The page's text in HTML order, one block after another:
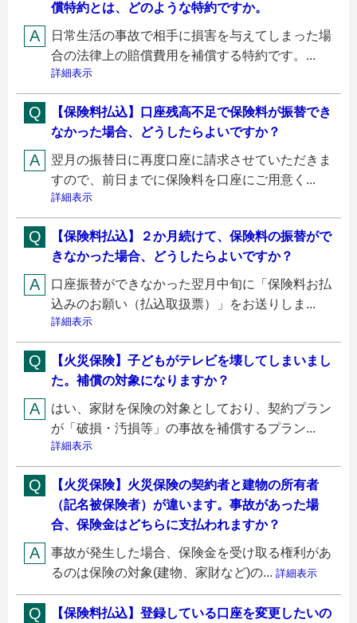
償特約とは、どのような特約ですか。
日常生活の事故で相手に損害を与えてしまった場
合の法律上の賠償費用を補償する特約です。...
詳細表示
【保険料払込】口座残高不足で保険料が振替でき
なかった場合、どうしたらよいですか？
翌月の振替日に再度口座に請求させていただきま
すので、前日までに保険料を口座にご用意く...
詳細表示
【保険料払込】２か月続けて、保険料の振替がで
きなかった場合、どうしたらよいですか？
口座振替ができなかった翌月中旬に「保険料お払
込みのお願い（払込取扱票）」をお送りしま...
詳細表示
【火災保険】子どもがテレビを壊してしまいまし
た。補償の対象になりますか？
はい、家財を保険の対象としており、契約プラン
が「破損・汚損等」の事故を補償するプラン...
詳細表示
【火災保険】火災保険の契約者と建物の所有者
（記名被保険者）が違います。事故があった場
合、保険金はどちらに支払われますか？
事故が発生した場合、保険金を受け取る権利があ
るのは保険の対象(建物、家財など)の... 詳細表示
【保険料払込】登録している口座を変更したいの